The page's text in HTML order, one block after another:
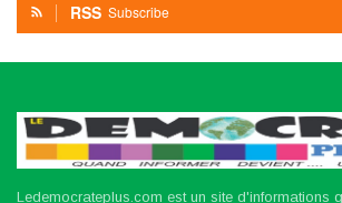
RSS Subscribe
Ledemocrateplus.com est un site d'informations